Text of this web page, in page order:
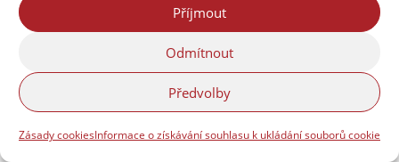
Příjmout
Odmítnout
Předvolby
Zásady cookiesInformace o získávání souhlasu k ukládání souborů cookie